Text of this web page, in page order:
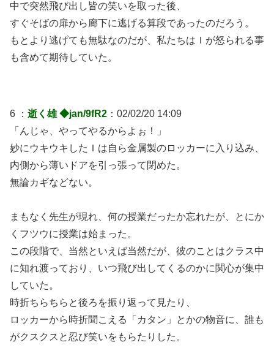
中で突然飛び出し皆の笑いを取った後、
すぐそばの扉から廊下に逃げる算段であったのだろう。
もとより逃げても無駄なのだが、私たちはＩが怒られる事
も含めて期待していた。
6 ： 逝く雄 ◆jan/9fR2 ：02/02/20 14:09
「んじゃ、やってやるからよぉ！」
妙にウキウキしたＩは自ら金属製のロッカーに入り込み、
内側から薄いドアを引っ張って閉めた。
無論カギなどない。
まもなく先生が現れ、何の授業だったか忘れたが、とにか
くフツウに授業は始まった。
この段階で、当然といえば当然だが、彼のことはクラス中
に知れ渡っており、いつ飛び出してくるのかに関心が集中
していた。
時折ちらちらと後ろを振り返って見たり、
ロッカーから時折聞こえる「カタン」とかの物音に、誰も
がクスクスと忍び笑いをもらたりした。